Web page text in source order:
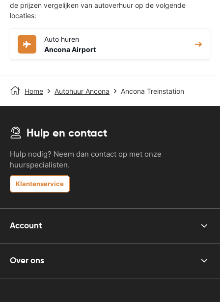
de prijzen vergelijken van autoverhuur op de volgende
locaties:
Auto huren
Ancona Airport
Home Autohuur Ancona Ancona Treinstation
Hulp en contact
Hulp nodig? Neem dan contact op met onze
huurspecialisten.
Klantenservice
Account
Over ons